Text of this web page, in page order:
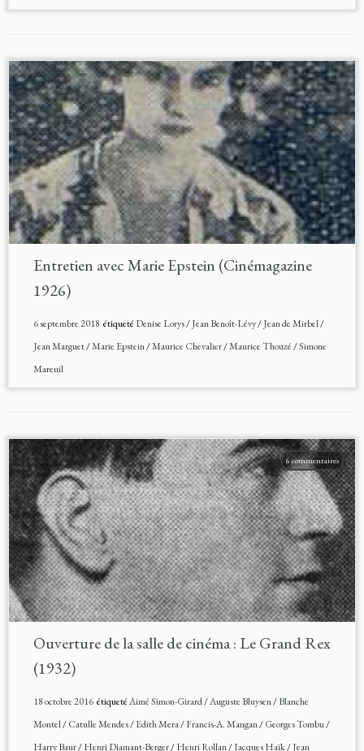
Entretien avec Marie Epstein (Cinémagazine
1926)
6 septembre 2018 étiqueté Denise Lorys/Jean Benoît-Lévy/Jean de Mirbel/
Jean Marguet/Marie Epstein/Maurice Chevalier/Maurice Thouzé/Simone
Mareuil
6 commentaires
Ouverture de la salle de cinéma : Le Grand Rex
(1932)
18 octobre 2016étiquetéAimé Simon-Girard/Auguste Bluysen/Blanche
Montel/Catulle Mendes/Edith Mera/Francis-A. Mangan/Georges Tombu/
Harry Baur/Henri Diamant-Berger/Henri Rollan/Jacques Haïk/Jean